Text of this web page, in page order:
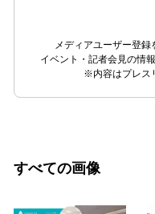
メディアユーザー登録
イベント・記者会見の情
※内容はプレス
すべての画像